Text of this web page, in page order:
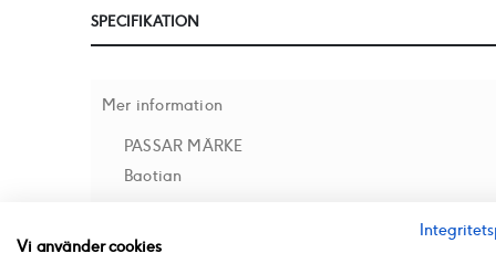
bildgalleriet
SPECIFIKATION
Mer information
PASSAR MÄRKE
Baotian
RECENSIONER
Vi använder cookies